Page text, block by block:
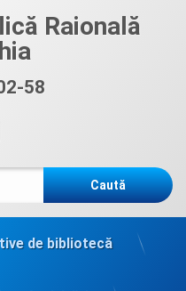
Raională
58
după:
de bibliotecă